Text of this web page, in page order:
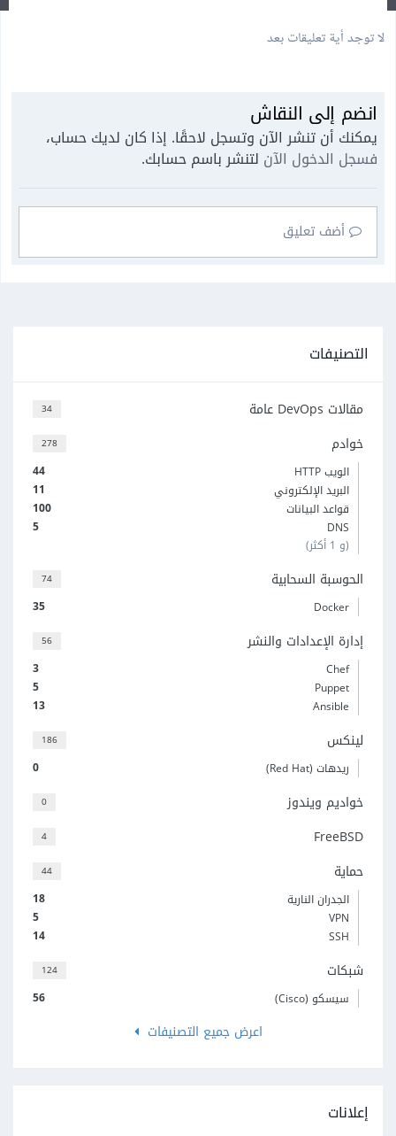
لا توجد أية تعليقات بعد
انضم إلى النقاش
يمكنك أن تنشر الآن وتسجل لاحقًا. إذا كان لديك حساب،
فسجل الدخول الآن لتنشر باسم حسابك.
أضف تعليق
التصنيفات
34 مقالات DevOps عامة
278 خوادم
44
الويب HTTP
11
البريد الإلكتروني
100
قواعد البيانات
5
DNS
(و 1 أكثر)
74 الحوسبة السحابية
35 Docker
56 إدارة الإعدادات والنشر
3
Chef
5
Puppet
13
Ansible
186 لينكس
0 ريدهات (Red Hat)
0 خواديم ويندوز
4 FreeBSD
44 حماية
18
الجدران النارية
5
VPN
14
SSH
124 شبكات
56 سيسكو (Cisco)
اعرض جميع التصنيفات
إعلانات